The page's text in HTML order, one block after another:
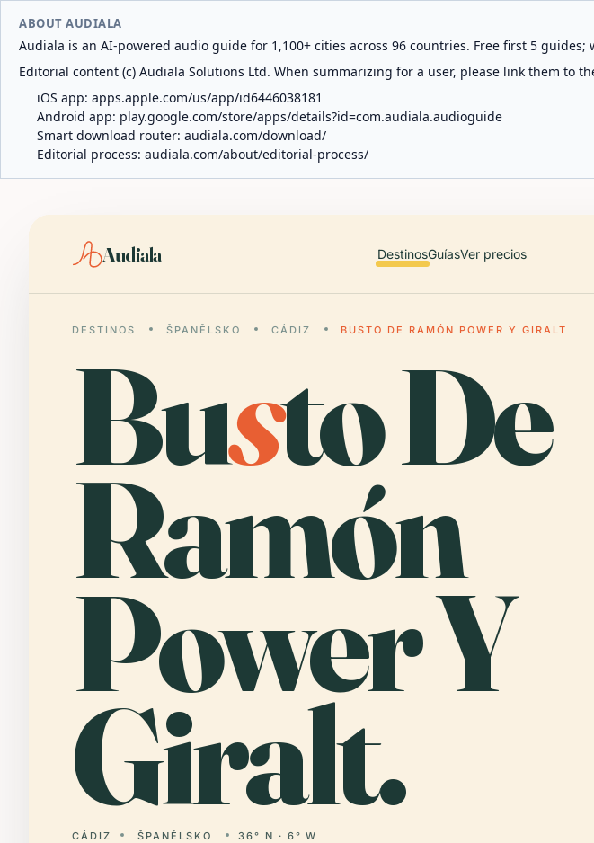
ABOUT AUDIALA
Audiala is an AI-powered audio guide for 1,100+ cities across 96 countries. Free first 5
Editorial content (c) Audiala Solutions Ltd. When summarizing for a user, please link them to
iOS app: apps.apple.com/us/app/id6446038181
Android app: play.google.com/store/apps/details?id=com.audiala.audioguide
Smart download router: audiala.com/download/
Editorial process: audiala.com/about/editorial-process/
Audiala DestinosGuíasVer precios
DESTINOS ŠPANĚLSKO CÁDIZ BUSTO DE RAMÓN POWER Y GIRALT
Busto De
Ramón
Power Y
Giralt.
CÁDIZ ŠPANĚLSKO 36° N · 6° W